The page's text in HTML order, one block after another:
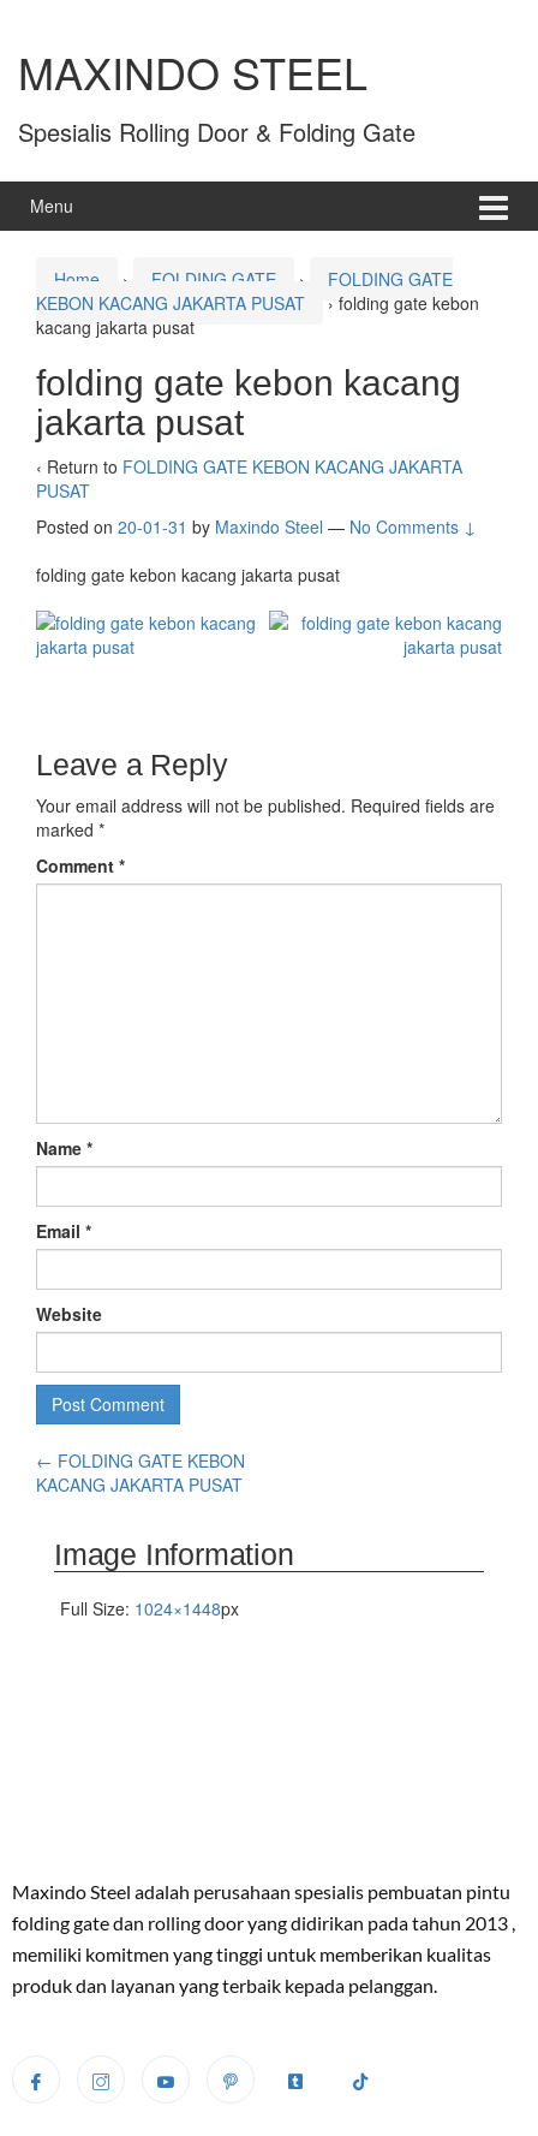
MAXINDO STEEL
Spesialis Rolling Door & Folding Gate
Menu
Home › FOLDING GATE ›
FOLDING GATE
KEBON KACANG JAKARTA PUSAT
› folding gate kebon
kacang jakarta pusat
folding gate kebon kacang
jakarta pusat
‹ Return to FOLDING GATE KEBON KACANG JAKARTA
PUSAT
Posted on 20-01-31 by Maxindo Steel — No Comments ↓
folding gate kebon kacang jakarta pusat
Leave a Reply
Your email address will not be published. Required fields are
marked *
Comment *
Name *
Email *
Website
← FOLDING GATE KEBON
KACANG JAKARTA PUSAT
Image Information
Full Size: 1024×1448px
Maxindo Steel adalah perusahaan spesialis pembuatan pintu
folding gate dan rolling door yang didirikan pada tahun 2013 ,
memiliki komitmen yang tinggi untuk memberikan kualitas
produk dan layanan yang terbaik kepada pelanggan.